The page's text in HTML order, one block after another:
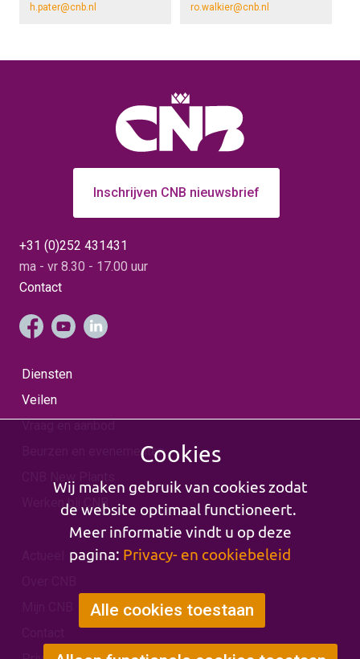
h.pater@cnb.nl
ro.walkier@cnb.nl
Inschrijven CNB nieuwsbrief
+31 (0)252 431431
ma - vr 8.30 - 17.00 uur
Contact
Diensten
Veilen
Beurzen en evenementen
Werken bij CNB
Cookies
Wij maken gebruik van cookies zodat
de website optimaal functioneert.
Meer informatie vindt u op deze
pagina: Privacy- en cookiebeleid
Alle cookies toestaan